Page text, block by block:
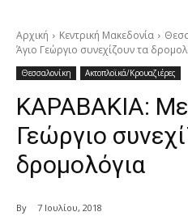
Αρχική Κεντρική Μακεδονία
Άγιο Γεώργιο συνεχίζουν τα
Θεσσαλονίκη Ακτοπλοϊκά/Κρουαζιέρες
ΚΑΡΑΒΑΚΙΑ: Με
Γεώργιο
δρομολόγια
By 7 Ιουλίου, 2018